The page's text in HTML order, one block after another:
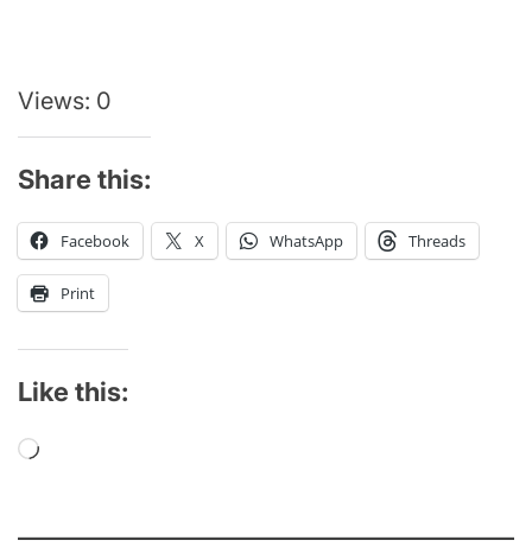
Views: 0
Share this:
Facebook X WhatsApp Threads
Print
Like this:
Loading…